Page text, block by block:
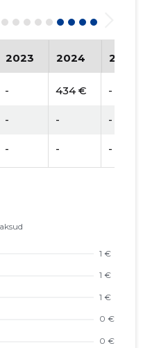
2023 2024 2025
- 434 € -
- - -
- - -